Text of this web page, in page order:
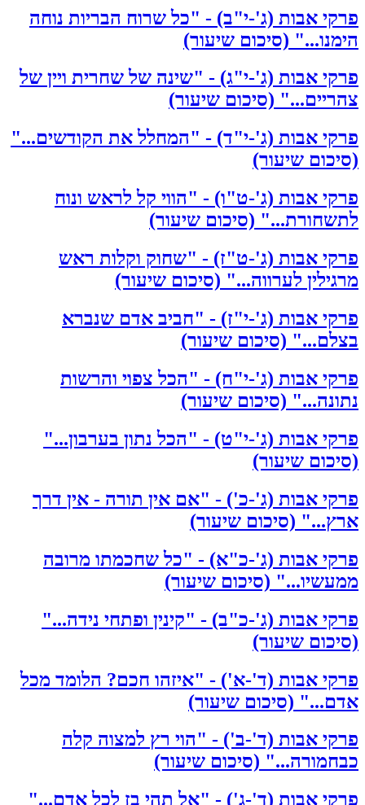
פרקי אבות (ג'-י"ב) - "כל שרוח הבריות נוחה
הימנו..." (סיכום שיעור)
פרקי אבות (ג'-י"ג) - "שינה של שחרית ויין של
צהריים..." (סיכום שיעור)
פרקי אבות (ג'-י"ד) - "המחלל את הקודשים..."
(סיכום שיעור)
פרקי אבות (ג'-ט"ו) - "הווי קל לראש ונוח
לתשחורת..." (סיכום שיעור)
פרקי אבות (ג'-ט"ז) - "שחוק וקלות ראש
מרגילין לערווה..." (סיכום שיעור)
פרקי אבות (ג'-י"ז) - "חביב אדם שנברא
בצלם..." (סיכום שיעור)
פרקי אבות (ג'-י"ח) - "הכל צפוי והרשות
נתונה..." (סיכום שיעור)
פרקי אבות (ג'-י"ט) - "הכל נתון בערבון..."
(סיכום שיעור)
פרקי אבות (ג'-כ') - "אם אין תורה - אין דרך
ארץ..." (סיכום שיעור)
פרקי אבות (ג'-כ"א) - "כל שחכמתו מרובה
ממעשיו..." (סיכום שיעור)
פרקי אבות (ג'-כ"ב) - "קינין ופתחי נידה..."
(סיכום שיעור)
פרקי אבות (ד'-א') - "איזהו חכם? הלומד מכל
אדם..." (סיכום שיעור)
פרקי אבות (ד'-ב') - "הוי רץ למצוה קלה
כבחמורה..." (סיכום שיעור)
פרקי אבות (ד'-ג') - "אל תהי בז לכל אדם..."